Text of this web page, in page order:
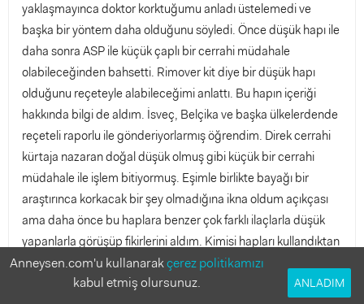
yaklaşmayınca doktor korktuğumu anladı üstelemedi ve
başka bir yöntem daha olduğunu söyledi. Önce düşük hapı ile
daha sonra ASP ile küçük çaplı bir cerrahi müdahale
olabileceğinden bahsetti. Rimover kit diye bir düşük hapı
olduğunu reçeteyle alabileceğimi anlattı. Bu hapın içeriği
hakkında bilgi de aldım. İsveç, Belçika ve başka ülkelerdende
reçeteli raporlu ile gönderiyorlarmış öğrendim. Direk cerrahi
kürtaja nazaran doğal düşük olmuş gibi küçük bir cerrahi
müdahale ile işlem bitiyormuş. Eşimle birlikte bayağı bir
araştırınca korkacak bir şey olmadığına ikna oldum açıkçası
ama daha önce bu haplara benzer çok farklı ilaçlarla düşük
yapanlarla görüşüp fikirlerini aldım. Kimisi hapları kullandıktan
6 saat sonra kimiside 10 saat sonra hastahaneye gitmiş. Bu
haplardan daha önce kullanan ve düşün tecrübesi olan varsa
Anneysen.com'u kullanarakçerez politikamızı
kabul etmiş olursunuz.
ANLADIM